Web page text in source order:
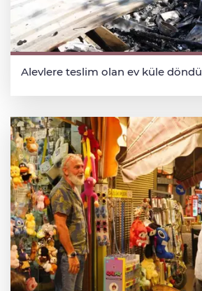
Alevlere teslim olan ev küle döndü